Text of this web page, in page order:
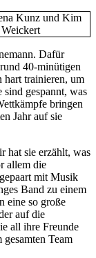
Dafür
40-minütigen
trainieren, um
gespannt, was
bringen
Jahr auf sie
hat sie erzählt, was
allem die
mit Musik
Band zu einem
eine so große
auf die
all ihre Freunde
Team